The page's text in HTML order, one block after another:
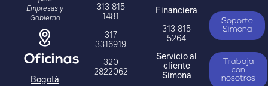
Empresas y
Gobierno
Oficinas
Bogotá
313 815
1481
317
3316919
320
2822062
Financiera
313 815
5264
Servicio al
cliente
Simona
Soporte
Simona
Trabaja
con
nosotros